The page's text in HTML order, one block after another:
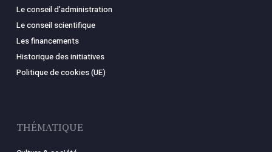
Le conseil d’administration
Le conseil scientifique
Les financements
Historique des initiatives
Politique de cookies (UE)
THÉMATIQUE